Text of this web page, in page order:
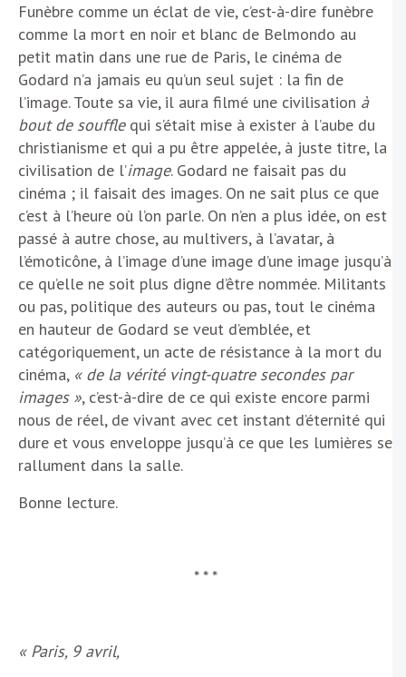
Funèbre comme un éclat de vie, c’est-à-dire funèbre
comme la mort en noir et blanc de Belmondo au
petit matin dans une rue de Paris, le cinéma de
Godard n’a jamais eu qu’un seul sujet : la fin de
l’image. Toute sa vie, il aura filmé une civilisation à
bout de soufflequi s’était mise à exister à l’aube du
christianisme et qui a pu être appelée, à juste titre, la
civilisation de l’image. Godard ne faisait pas du
cinéma ; il faisait des images. On ne sait plus ce que
c’est à l’heure où l’on parle. On n’en a plus idée, on est
passé à autre chose, au multivers, à l’avatar, à
l’émoticône, à l’image d’une image d’une image jusqu’à
ce qu’elle ne soit plus digne d’être nommée. Militants
ou pas, politique des auteurs ou pas, tout le cinéma
en hauteur de Godard se veut d’emblée, et
catégoriquement, un acte de résistance à la mort du
cinéma, « de la vérité vingt-quatre secondes par
images », c’est-à-dire de ce qui existe encore parmi
nous de réel, de vivant avec cet instant d’éternité qui
dure et vous enveloppe jusqu’à ce que les lumières se
rallument dans la salle.
Bonne lecture.
* * *
« Paris, 9 avril,